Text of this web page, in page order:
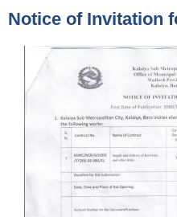
Notice of Invitation